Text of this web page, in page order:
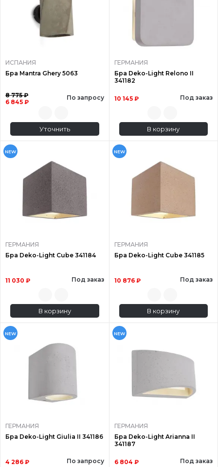
ИСПАНИЯ
Бра Mantra Ghery 5063
8 775 ₽
6 845 ₽
По запросу
Уточнить
ГЕРМАНИЯ
Бра Deko-Light Relono II
341182
10 145 ₽ Под заказ
В корзину
NEW
ГЕРМАНИЯ
Бра Deko-Light Cube 341184
11 030 ₽ Под заказ
В корзину
NEW
ГЕРМАНИЯ
Бра Deko-Light Cube 341185
10 876 ₽ Под заказ
В корзину
NEW
ГЕРМАНИЯ
Бра Deko-Light Giulia II 341186
4 286 ₽ По запросу
NEW
ГЕРМАНИЯ
Бра Deko-Light Arianna II
341187
6 804 ₽ Под заказ